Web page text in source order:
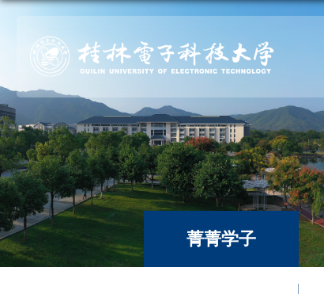
菁菁学子